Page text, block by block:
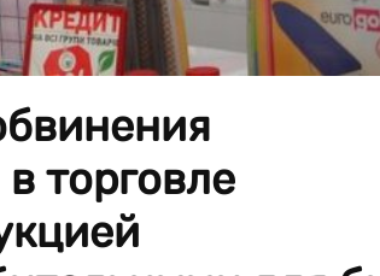
торговле